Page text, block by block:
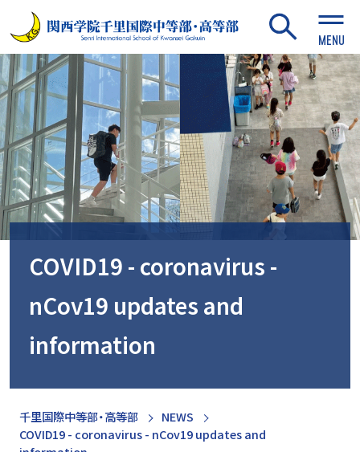
MENU
COVID19 - coronavirus -
nCov19 updates and
information
千里国際中等部・高等部
NEWS
COVID19 - coronavirus - nCov19 updates and